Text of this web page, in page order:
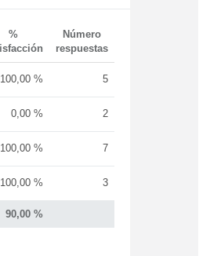
%
Número
respuestas
90,00 %
100,00 % 5
0,00 % 2
100,00 % 7
100,00 % 3